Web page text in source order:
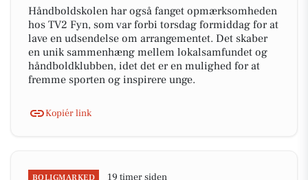
Håndboldskolen har også fanget opmærksomheden
hos TV2 Fyn, som var forbi torsdag formiddag for at
lave en udsendelse om arrangementet. Det skaber
en unik sammenhæng mellem lokalsamfundet og
håndboldklubben, idet det er en mulighed for at
fremme sporten og inspirere unge.
Kopiér link
BOLIGMARKED 19 timer siden